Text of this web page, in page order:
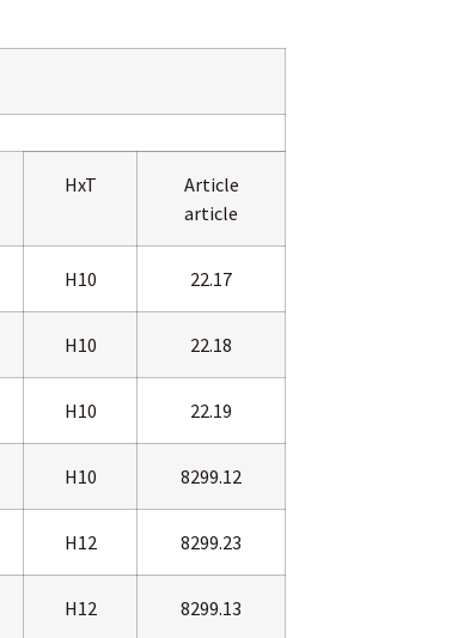
HxT
Article
article
H10 22.17
H10 22.18
H10 22.19
H10 8299.12
H12 8299.23
H12 8299.13